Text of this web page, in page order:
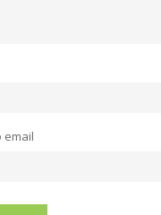
email